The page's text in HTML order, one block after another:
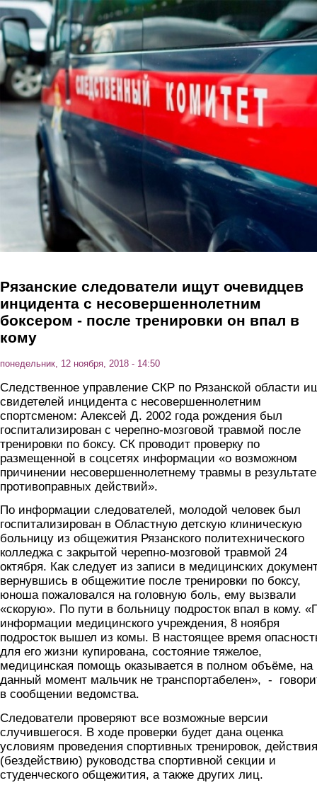
Перейти к основному содержанию
Рязанские следователи ищут очевидцев
инцидента с несовершеннолетним
боксером - после тренировки он впал в
кому
понедельник, 12 ноября, 2018 - 14:50
Следственное управление СКР по Рязанской области
свидетелей инцидента с несовершеннолетним
спортсменом: Алексей Д. 2002 года рождения был
госпитализирован с черепно-мозговой травмой после
тренировки по боксу. СК проводит проверку по
размещенной в соцсетях информации «о возможном
причинении несовершеннолетнему травмы в результате
противоправных действий».
По информации следователей, молодой человек был
госпитализирован в Областную детскую клиническую
больницу из общежития Рязанского политехнического
колледжа с закрытой черепно-мозговой травмой 24
октября. Как следует из записи в медицинских
вернувшись в общежитие после тренировки по боксу,
юноша пожаловался на головную боль, ему вызвали
«скорую». По пути в больницу подросток впал в кому.
информации медицинского учреждения, 8 ноября
подросток вышел из комы. В настоящее время
для его жизни купирована, состояние тяжелое,
медицинская помощь оказывается в полном объёме, на
данный момент мальчик не транспортабелен», -
в сообщении ведомства.
Следователи проверяют все возможные версии
случившегося. В ходе проверки будет дана оценка
условиям проведения спортивных тренировок,
(бездействию) руководства спортивной секции и
студенческого общежития, а также других лиц.